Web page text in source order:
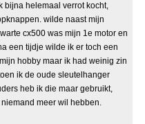
bijna helemaal verrot kocht,
wilde naast mijn
cx500 was mijn 1e motor en
een tijdje wilde ik er toch een
hobby maar ik had weinig zin
ik de oude sleutelhanger
heb ik die maar gebruikt,
meer wil hebben.